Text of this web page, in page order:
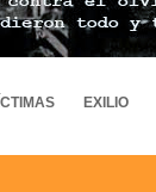
EXILIO